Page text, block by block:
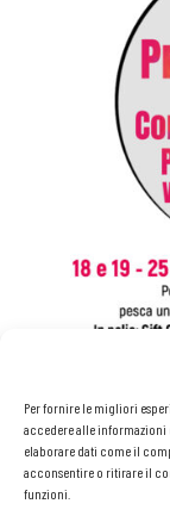
Per fornire le migliori
accedere alle informazioni
elaborare dati come il
acconsentire o ritirare il
funzioni.